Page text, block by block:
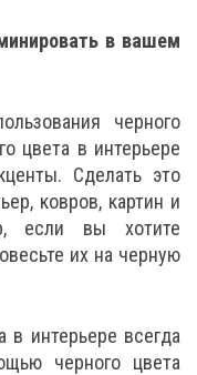
в вашем
черного
цвета в интерьере
Сделать это
ковров, картин и
если вы хотите
их на черную
в интерьере всегда
черного цвета